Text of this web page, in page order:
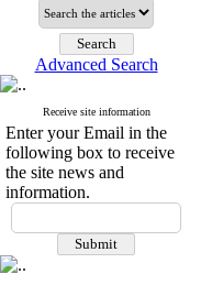
Advanced Search
Receive site information
Enter your Email in the
following box to receive
the site news and
information.